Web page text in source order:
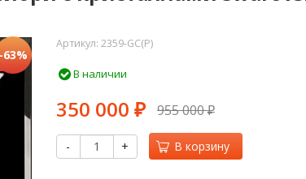
63%
Артикул: 2359-GC(P)
В наличии
350 000 ₽ 955 000₽
- + В корзину